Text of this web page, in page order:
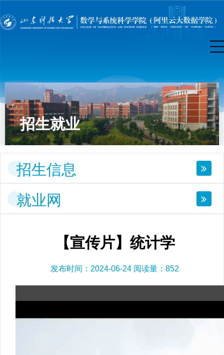
招生就业
招生信息
就业网
【宣传片】统计学
发布时间：2024-06-24 阅读量： 852